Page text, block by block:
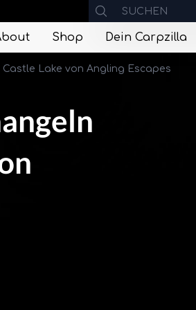
Shop Dein Carpzilla
Lake von Angling Escapes